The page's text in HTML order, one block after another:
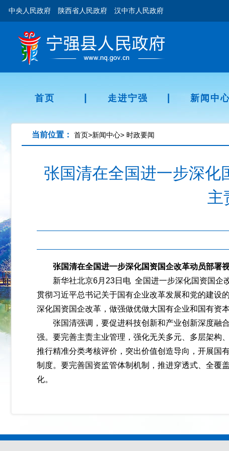
中央人民政府 陕西省人民政府 汉中市人民政府
首页 走进宁强 新闻中
当前位置： 首页>新闻中心> 时政要闻
张国清在全国进一步深化
主
张国清在全国进一步深化国资国企改革动员部署
新华社北京6月23日电 全国进一步深化国资国企
贯彻习近平总书记关于国有企业改革发展和党的建设
深化国资国企改革，做强做优做大国有企业和国有资
张国清强调，要促进科技创新和产业创新深度融
强。要完善主责主业管理，强化无关多元、多层架构
推行精准分类考核评价，突出价值创造导向，开展国
制度。要完善国资监管体制机制，推进穿透式、全覆
化。